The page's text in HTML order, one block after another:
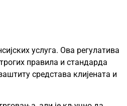
услуга. Ова регулатива
правила и стандарда
средстава клијената и